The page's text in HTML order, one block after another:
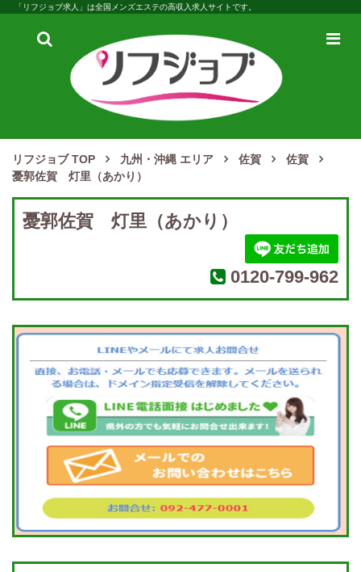
「リフジョブ求人」は全国メンズエステの高収入求人サイトです。
検
メ
リフジョブ TOP 九州・沖縄 エリア 佐賀
佐賀
憂郭佐賀 灯里（あかり）
憂郭佐賀 灯里（あかり）
0120-799-962